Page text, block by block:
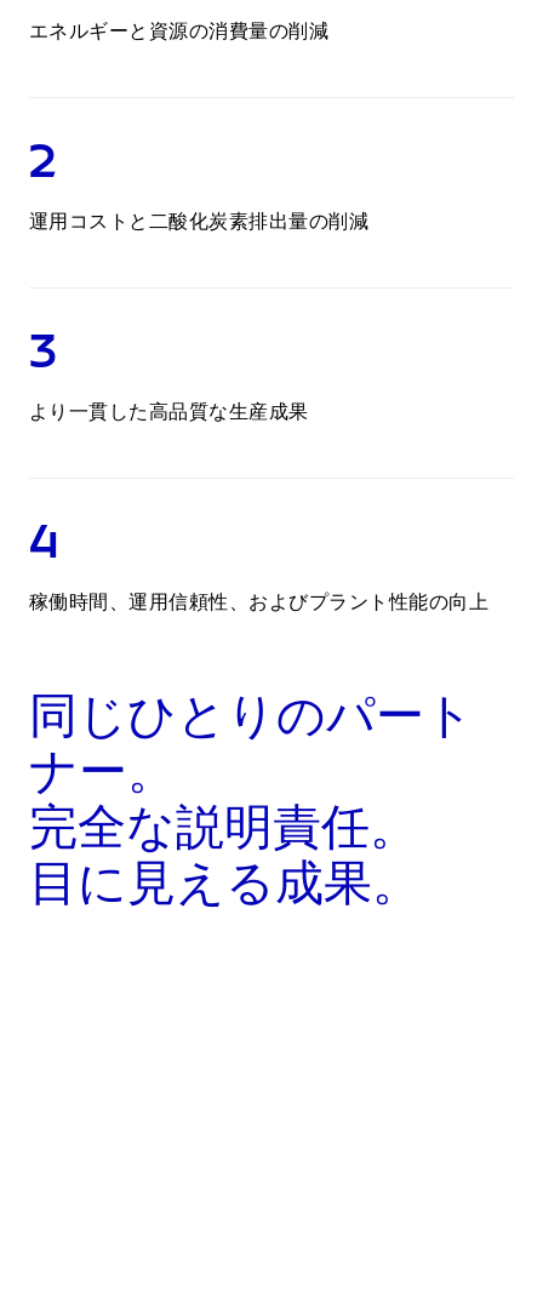
エネルギーと資源の消費量の削減
2
運用コストと二酸化炭素排出量の削減
3
より一貫した高品質な生産成果
4
稼働時間、運用信頼性、およびプラント性能の向上
同じひとりのパート
ナー。
完全な説明責任。
目に見える成果。